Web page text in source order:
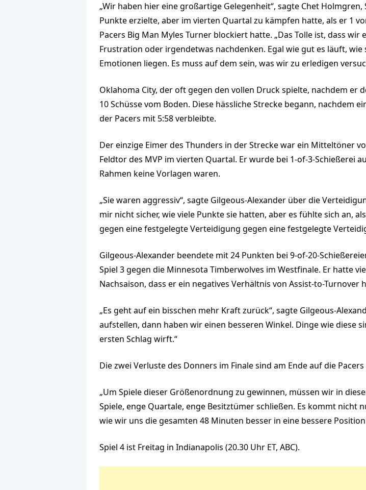
„Wir haben hier eine großartige Gelegenheit“, sagte Chet
Punkte erzielte, aber im vierten Quartal zu kämpfen hatte, als er 1
Pacers Big Man Myles Turner blockiert hatte. „Das Tolle ist, dass
Frustration oder irgendetwas nachdenken. Egal wie gut es läuft,
Emotionen liegen. Es muss auf dem sein, was wir zu erledigen
Oklahoma City, der oft gegen den vollen Druck spielte, nachdem er
10 Schüsse vom Boden. Diese hässliche Strecke begann, nachdem
der Pacers mit 5:58 verbleibte.
Der einzige Eimer des Thunders in der Strecke war ein Mitteltöner
Feldtor des MVP im vierten Quartal. Er wurde bei 1-of-3-Schießerei
Rahmen keine Vorlagen waren.
„Sie waren aggressiv“, sagte Gilgeous-Alexander über die
mir nicht sicher, wie viele Punkte sie hatten, aber es fühlte sich an,
gegen eine festgelegte Verteidigung gegen eine festgelegte
Gilgeous-Alexander beendete mit 24 Punkten bei 9-of-20-
Spiel 3 gegen die Minnesota Timberwolves im Westfinale. Er hatte
Nachsaison, dass er ein negatives Verhältnis von Assist-to-Turnover
„Es geht auf ein bisschen mehr Kraft zurück“, sagte Gilgeous-
aufstellen, dann haben wir einen besseren Winkel. Dinge wie diese
ersten Schlag wirft.“
Die zwei Verluste des Donners im Finale sind am Ende auf die
„Um Spiele dieser Größenordnung zu gewinnen, müssen wir in
Spiele, enge Quartale, enge Besitztümer schließen. Es kommt nicht
wie wir uns die gesamten 48 Minuten besser in eine bessere
Spiel 4 ist Freitag in Indianapolis (20.30 Uhr ET, ABC).